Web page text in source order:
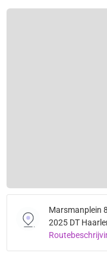
Marsmanplein
2025 DT